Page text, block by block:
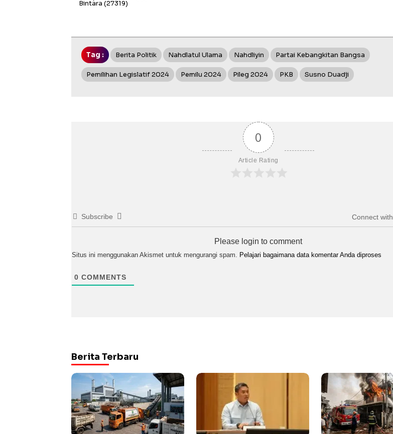
Bintara (27319)
Tag : Berita Politik Nahdlatul Ulama Nahdliyin Partai Kebangkitan Bangsa
Pemilihan Legislatif 2024 Pemilu 2024 Pileg 2024 PKB Susno Duadji
0
Article Rating
Subscribe Connect with
Please login to comment
Situs ini menggunakan Akismet untuk mengurangi spam. Pelajari bagaimana data komentar Anda diproses
0 COMMENTS
Berita Terbaru